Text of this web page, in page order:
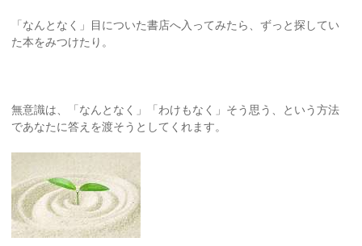
「なんとなく」目についた書店へ入ってみたら、ずっと探してい
た本をみつけたり。
無意識は、「なんとなく」「わけもなく」そう思う、という方法
であなたに答えを渡そうとしてくれます。